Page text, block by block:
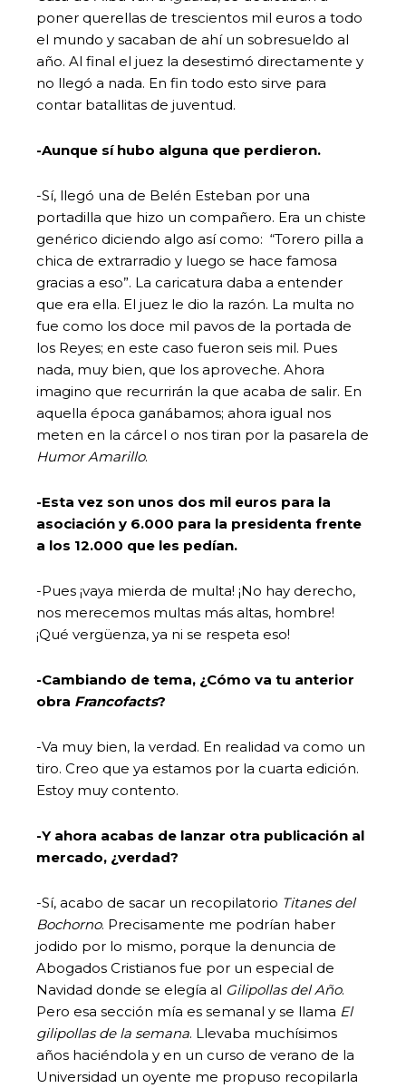
poner querellas de trescientos mil euros a todo
el mundo y sacaban de ahí un sobresueldo al
año. Al final el juez la desestimó directamente y
no llegó a nada. En fin todo esto sirve para
contar batallitas de juventud.
-Aunque sí hubo alguna que perdieron.
-Sí, llegó una de Belén Esteban por una
portadilla que hizo un compañero. Era un chiste
genérico diciendo algo así como: “Torero pilla a
chica de extrarradio y luego se hace famosa
gracias a eso”. La caricatura daba a entender
que era ella. El juez le dio la razón. La multa no
fue como los doce mil pavos de la portada de
los Reyes; en este caso fueron seis mil. Pues
nada, muy bien, que los aproveche. Ahora
imagino que recurrirán la que acaba de salir. En
aquella época ganábamos; ahora igual nos
meten en la cárcel o nos tiran por la pasarela de
Humor Amarillo.
-Esta vez son unos dos mil euros para la
asociación y 6.000 para la presidenta frente
a los 12.000 que les pedían.
-Pues ¡vaya mierda de multa! ¡No hay derecho,
nos merecemos multas más altas, hombre!
¡Qué vergüenza, ya ni se respeta eso!
-Cambiando de tema, ¿Cómo va tu anterior
obra Francofacts?
-Va muy bien, la verdad. En realidad va como un
tiro. Creo que ya estamos por la cuarta edición.
Estoy muy contento.
-Y ahora acabas de lanzar otra publicación al
mercado, ¿verdad?
-Sí, acabo de sacar un recopilatorio Titanes del
Bochorno. Precisamente me podrían haber
jodido por lo mismo, porque la denuncia de
Abogados Cristianos fue por un especial de
Navidad donde se elegía al Gilipollas del Año.
Pero esa sección mía es semanal y se llama El
gilipollas de la semana. Llevaba muchísimos
años haciéndola y en un curso de verano de la
Universidad un oyente me propuso recopilarla